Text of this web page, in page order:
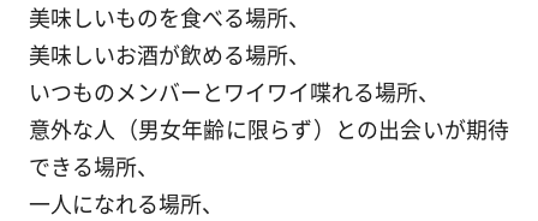
美味しいものを食べる場所、
美味しいお酒が飲める場所、
いつものメンバーとワイワイ喋れる場所、
意外な人（男女年齢に限らず）との出会いが期待
できる場所、
一人になれる場所、